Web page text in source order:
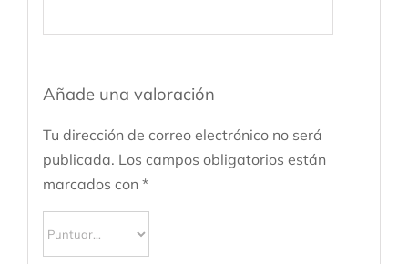
Añade una valoración
Tu dirección de correo electrónico no será
publicada. Los campos obligatorios están
marcados con *